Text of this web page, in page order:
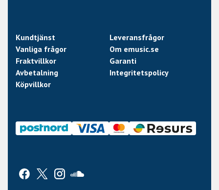
Kundtjänst
Leveransfrågor
Vanliga frågor
Om emusic.se
Fraktvillkor
Garanti
Avbetalning
Integritetspolicy
Köpvillkor